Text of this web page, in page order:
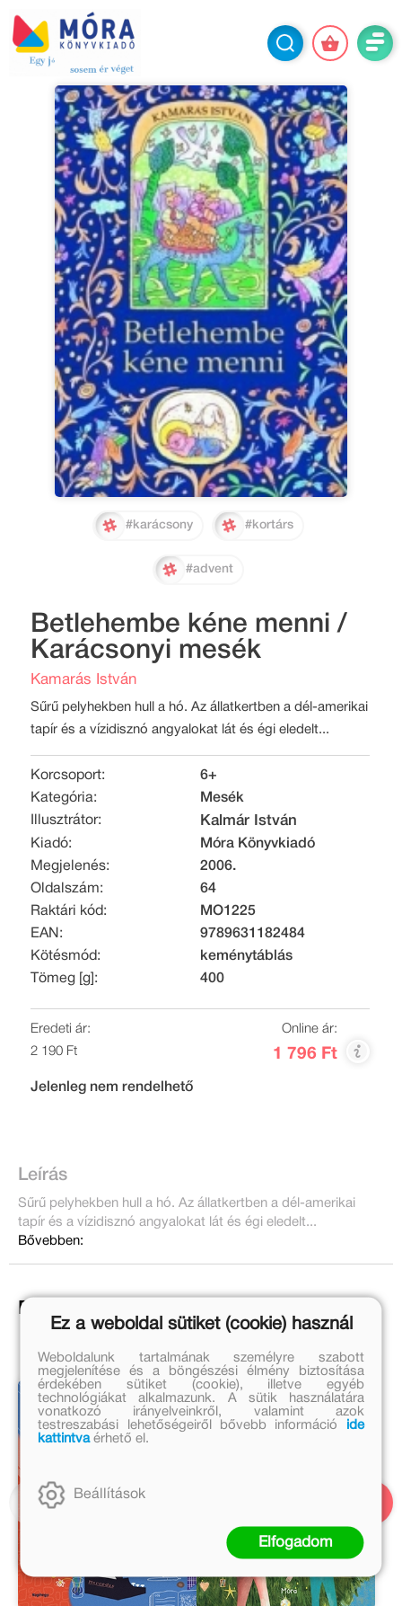
#karácsony #kortárs
#advent
Betlehembe kéne menni /
Karácsonyi mesék
Kamarás István
Sűrű pelyhekben hull a hó. Az állatkertben a dél-amerikai
tapír és a vízidisznó angyalokat lát és égi eledelt...
Korcsoport:
6+
Kategória:
Mesék
Illusztrátor:
Kalmár István
Kiadó:
Móra Könyvkiadó
Megjelenés:
2006.
Oldalszám:
64
Raktári kód:
MO1225
EAN:
9789631182484
Kötésmód:
keménytáblás
Tömeg [g]:
400
Eredeti ár:
2 190 Ft
Online ár:
1 796 Ft
Jelenleg nem rendelhető
Leírás
Sűrű pelyhekben hull a hó. Az állatkertben a dél-amerikai
tapír és a vízidisznó angyalokat lát és égi eledelt...
Bővebben:
Ezek is érdekelhetnek!
Ez a weboldal sütiket (cookie) használ
Weboldalunk tartalmának személyre szabott
megjelenítése és a böngészési élmény biztosítása
érdekében sütiket (cookie), illetve egyéb
technológiákat alkalmazunk. A sütik használatára
vonatkozó irányelveinkről, valamint azok
testreszabási lehetőségeiről bővebb információ
ide
kattintvaérhető el.
Beállítások
Elfogadom